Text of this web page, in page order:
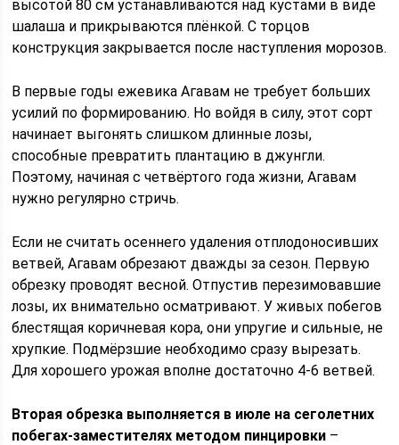
высотой 80 см устанавливаются над кустами в виде
шалаша и прикрываются плёнкой. С торцов
конструкция закрывается после наступления морозов.
В первые годы ежевика Агавам не требует больших
усилий по формированию. Но войдя в силу, этот сорт
начинает выгонять слишком длинные лозы,
способные превратить плантацию в джунгли.
Поэтому, начиная с четвёртого года жизни, Агавам
нужно регулярно стричь.
Если не считать осеннего удаления отплодоносивших
ветвей, Агавам обрезают дважды за сезон. Первую
обрезку проводят весной. Отпустив перезимовавшие
лозы, их внимательно осматривают. У живых побегов
блестящая коричневая кора, они упругие и сильные, не
хрупкие. Подмёрзшие необходимо сразу вырезать.
Для хорошего урожая вполне достаточно 4-6 ветвей.
Вторая обрезка выполняется в июле на сеголетних
побегах-заместителях методом пинцировки –